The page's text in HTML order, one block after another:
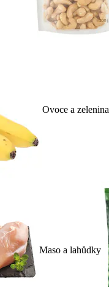
Ovoce a zelenina
Maso a lahůdky